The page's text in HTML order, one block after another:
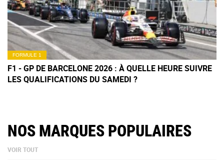
FORMULE 1
F1 - GP DE BARCELONE 2026 : À QUELLE HEURE SUIVRE
LES QUALIFICATIONS DU SAMEDI ?
NOS MARQUES POPULAIRES
VOIR TOUT